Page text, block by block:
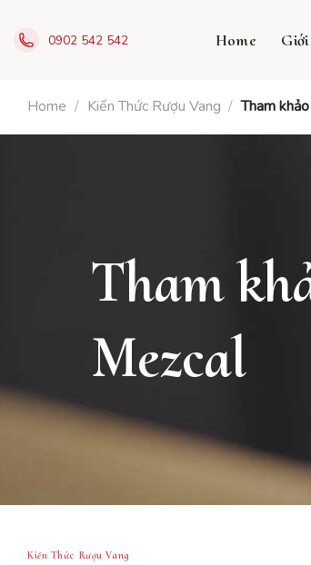
0902 542 542 Home
Home / Kiến Thức Rượu Vang / Tham
Tham
Mezcal
Kiến Thức Rượu Vang